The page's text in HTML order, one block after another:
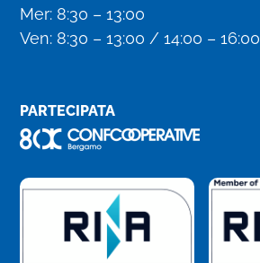
Mer: 8:30 – 13:00
Ven: 8:30 – 13:00 / 14:00 – 16:00
PARTECIPATA